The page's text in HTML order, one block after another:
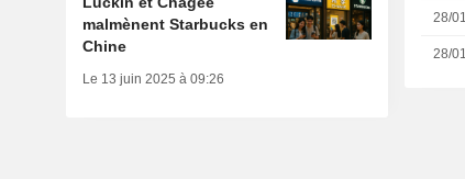
28/
28/
malmènent Starbucks en
Chine
Le 13 juin 2025 à 09:26